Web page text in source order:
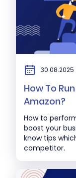
30.08.2025
How To
Amazon?
How to
boost your
know tips
competitor.